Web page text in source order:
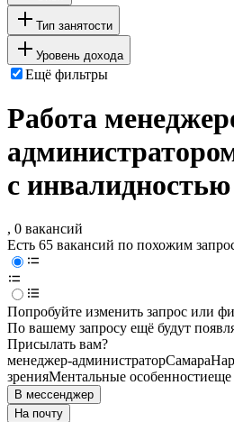
Тип занятости
Уровень дохода
Ещё фильтры
Работа
с
, 0 вакансий
Есть 65 вакансий по похожим
Попробуйте изменить запрос или
По вашему запросу ещё будут
Присылать вам?
менеджер-администраторСамара
зренияМентальные особенностиеще
В мессенджер
На почту